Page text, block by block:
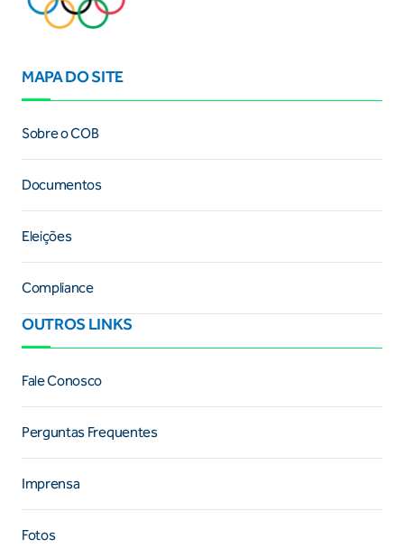
MAPA DO SITE
Sobre o COB
Documentos
Eleições
Compliance
OUTROS LINKS
Fale Conosco
Perguntas Frequentes
Imprensa
Fotos